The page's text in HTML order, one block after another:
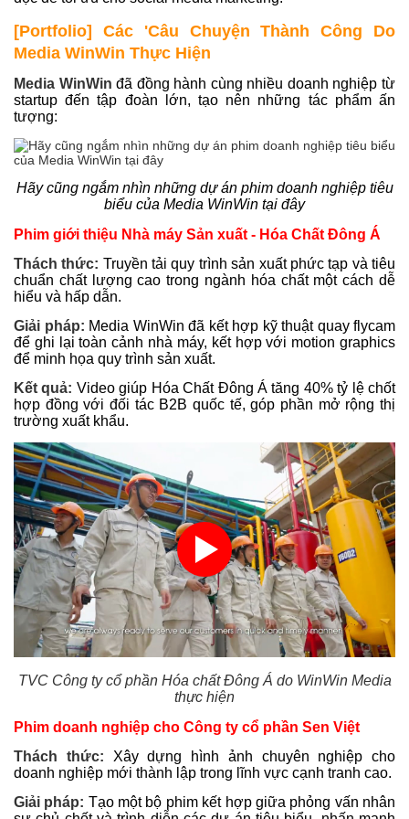
[Portfolio] Các 'Câu Chuyện Thành Công Do
Media WinWin Thực Hiện
Media WinWin đã đồng hành cùng nhiều doanh nghiệp từ
startup đến tập đoàn lớn, tạo nên những tác phẩm ấn
tượng:
Hãy cũng ngắm nhìn những dự án phim doanh nghiệp tiêu
biểu của Media WinWin tại đây
Phim giới thiệu Nhà máy Sản xuất - Hóa Chất Đông Á
Thách thức: Truyền tải quy trình sản xuất phức tạp và tiêu
chuẩn chất lượng cao trong ngành hóa chất một cách dễ
hiểu và hấp dẫn.
Giải pháp: Media WinWin đã kết hợp kỹ thuật quay flycam
để ghi lại toàn cảnh nhà máy, kết hợp với motion graphics
để minh họa quy trình sản xuất.
Kết quả: Video giúp Hóa Chất Đông Á tăng 40% tỷ lệ chốt
hợp đồng với đối tác B2B quốc tế, góp phần mở rộng thị
trường xuất khẩu.
TVC Công ty cổ phần Hóa chất Đông Á do WinWin Media
thực hiện
Phim doanh nghiệp cho Công ty cổ phần Sen Việt
Thách thức: Xây dựng hình ảnh chuyên nghiệp cho
doanh nghiệp mới thành lập trong lĩnh vực cạnh tranh cao.
Giải pháp: Tạo một bộ phim kết hợp giữa phỏng vấn nhân